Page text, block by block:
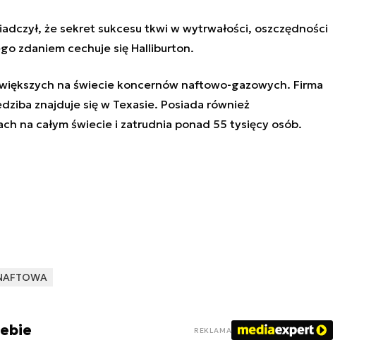
że sekret sukcesu tkwi w wytrwałości, oszczędności
zdaniem cechuje się Halliburton.
na świecie koncernów naftowo-gazowych. Firma
znajduje się w Texasie. Posiada również
na całym świecie i zatrudnia ponad 55 tysięcy osób.
REKLAMA